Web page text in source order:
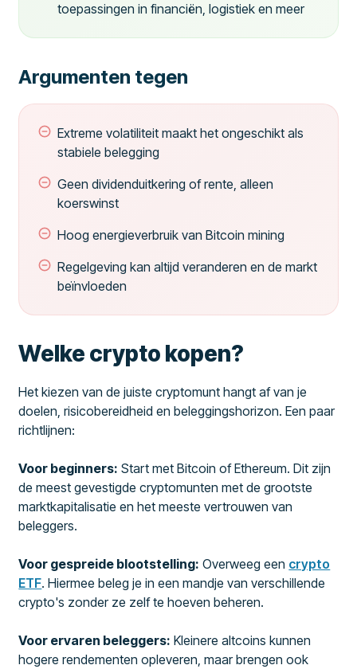
toepassingen in financiën, logistiek en meer
Argumenten tegen
Extreme volatiliteit maakt het ongeschikt als
stabiele belegging
Geen dividenduitkering of rente, alleen
koerswinst
Hoog energieverbruik van Bitcoin mining
Regelgeving kan altijd veranderen en de markt
beïnvloeden
Welke crypto kopen?
Het kiezen van de juiste cryptomunt hangt af van je
doelen, risicobereidheid en beleggingshorizon. Een paar
richtlijnen:
Voor beginners: Start met Bitcoin of Ethereum. Dit zijn
de meest gevestigde cryptomunten met de grootste
marktkapitalisatie en het meeste vertrouwen van
beleggers.
Voor gespreide blootstelling: Overweeg een crypto
ETF. Hiermee beleg je in een mandje van verschillende
crypto's zonder ze zelf te hoeven beheren.
Voor ervaren beleggers: Kleinere altcoins kunnen
hogere rendementen opleveren, maar brengen ook